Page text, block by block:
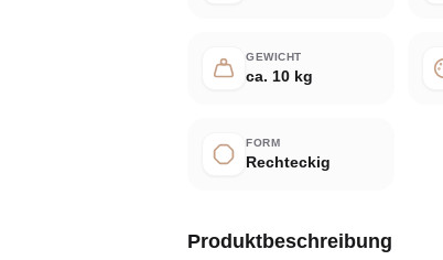
GEWICHT
ca. 10 kg
FORM
Rechteckig
Produktbeschreibung